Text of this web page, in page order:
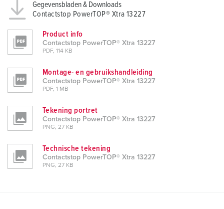
Gegevensbladen & Downloads
Contactstop PowerTOP® Xtra 13227
Product info
Contactstop PowerTOP® Xtra 13227
PDF, 114 KB
Montage- en gebruikshandleiding
Contactstop PowerTOP® Xtra 13227
PDF, 1 MB
Tekening portret
Contactstop PowerTOP® Xtra 13227
PNG, 27 KB
Technische tekening
Contactstop PowerTOP® Xtra 13227
PNG, 27 KB